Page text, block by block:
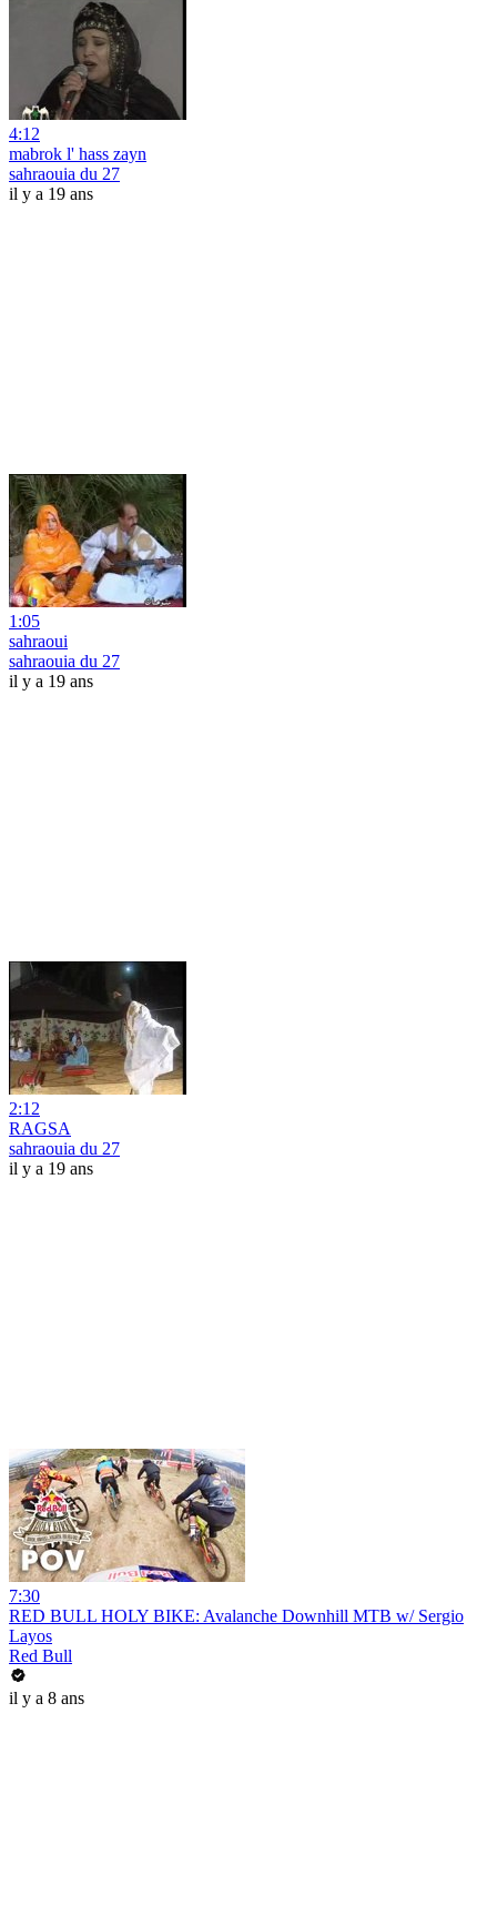
4:12
mabrok l' hass zayn
sahraouia du 27
il y a 19 ans
1:05
sahraoui
sahraouia du 27
il y a 19 ans
2:12
RAGSA
sahraouia du 27
il y a 19 ans
7:30
RED BULL HOLY BIKE: Avalanche Downhill MTB w/ Sergio
Layos
Red Bull
il y a 8 ans